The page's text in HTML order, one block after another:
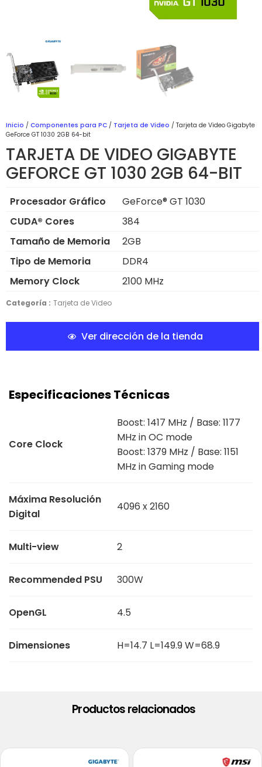
Inicio / Componentes para PC / Tarjeta de Video / Tarjeta de Video Gigabyte
GeForce GT 1030 2GB 64-bit
TARJETA DE VIDEO GIGABYTE
GEFORCE GT 1030 2GB 64-BIT
Procesador Gráfico
GeForce® GT 1030
CUDA® Cores
384
Tamaño de Memoria
2GB
Tipo de Memoria
DDR4
Memory Clock
2100 MHz
Categoría : Tarjeta de Video
Ver dirección de la tienda
Especificaciones Técnicas
Core Clock
Boost: 1417 MHz / Base: 1177
MHz in OC mode
Boost: 1379 MHz / Base: 1151
MHz in Gaming mode
Máxima Resolución
Digital
4096 x 2160
Multi-view 2
Recommended PSU 300W
OpenGL 4.5
Dimensiones H=14.7 L=149.9 W=68.9
Productos relacionados